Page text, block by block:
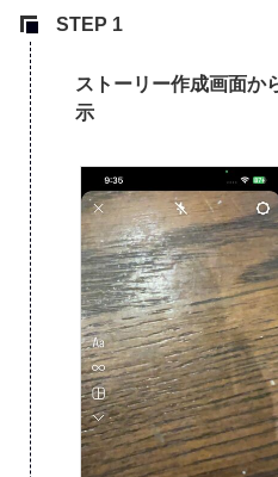
ストーリー作成画面か
示